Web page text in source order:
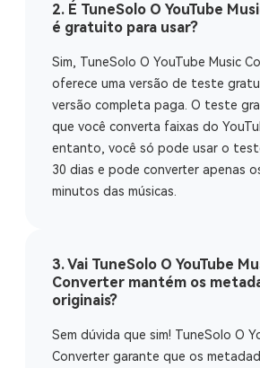
2. É TuneSolo O YouTube
é gratuito para usar?
Sim, TuneSolo O YouTube Music
oferece uma versão de teste
versão completa paga. O teste
que você converta faixas do
entanto, você só pode usar o
30 dias e pode converter apenas
minutos das músicas.
3. Vai TuneSolo O YouTube
Converter mantém os
originais?
Sem dúvida que sim! TuneSolo O
Converter garante que os